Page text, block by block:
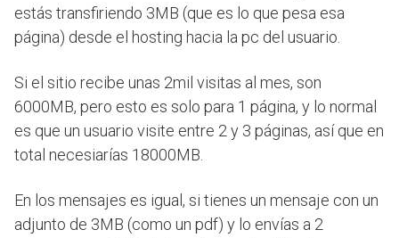
estás transfiriendo 3MB (que es lo que pesa esa
página) desde el hosting hacia la pc del usuario.
Si el sitio recibe unas 2mil visitas al mes, son
6000MB, pero esto es solo para 1 página, y lo normal
es que un usuario visite entre 2 y 3 páginas, así que en
total necesiarías 18000MB.
En los mensajes es igual, si tienes un mensaje con un
adjunto de 3MB (como un pdf) y lo envías a 2